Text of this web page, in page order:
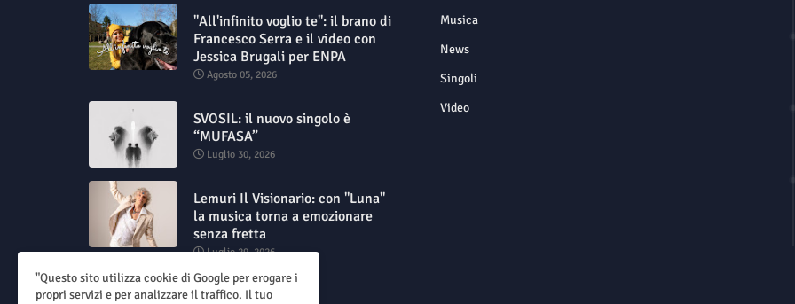
"All'infinito voglio te": il brano di
Francesco Serra e il video con
Jessica Brugali per ENPA
Agosto 05, 2026
SVOSIL: il nuovo singolo è
“MUFASA”
Luglio 30, 2026
Lemuri Il Visionario: con "Luna"
la musica torna a emozionare
senza fretta
Luglio 29, 2026
Musica
News
Singoli
Video
"Questo sito utilizza cookie di Google per erogare i
propri servizi e per analizzare il traffico. Il tuo